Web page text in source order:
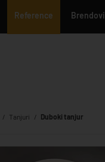
Reference Brendovi
Tanjuri Duboki tanjur